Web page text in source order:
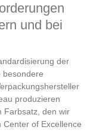
und bei
der
besondere
produzieren
Farbsatz, den wir
of Excellence